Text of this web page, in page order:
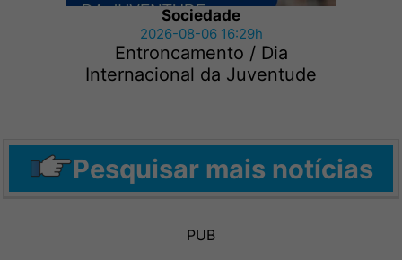
Sociedade
2026-08-06 16:29h
Entroncamento / Dia
Internacional da Juventude
Pesquisar mais notícias
PUB